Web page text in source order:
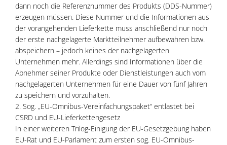
dann noch die Referenznummer des Produkts (DDS-Nummer)
erzeugen müssen. Diese Nummer und die Informationen aus
der vorangehenden Lieferkette muss anschließend nur noch
der erste nachgelagerte Marktteilnehmer aufbewahren bzw.
abspeichern – jedoch keines der nachgelagerten
Unternehmen mehr. Allerdings sind Informationen über die
Abnehmer seiner Produkte oder Dienstleistungen auch vom
nachgelagerten Unternehmen für eine Dauer von fünf Jahren
zu speichern und vorzuhalten.
2. Sog. „EU-Omnibus-Vereinfachungspaket“ entlastet bei
CSRD und EU-Lieferkettengesetz
In einer weiteren Trilog-Einigung der EU-Gesetzgebung haben
EU-Rat und EU-Parlament zum ersten sog. EU-Omnibus-